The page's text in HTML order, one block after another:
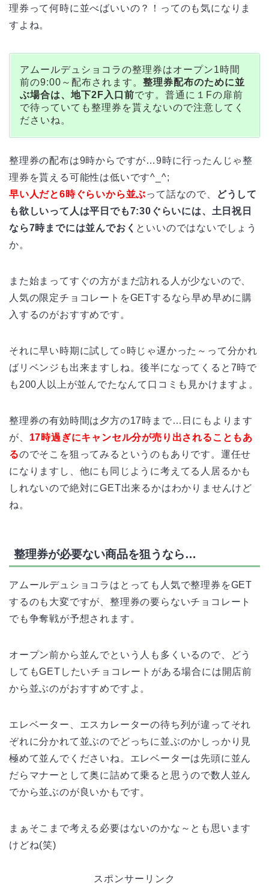
理券って何時に並べばいいの？！ってのも気になりま
すよね。
アムールデュショコラの整理券はオープン1時間
前の9:00～配布されます。 整理券配布のために並
ぶ場合は、地下2F入口前です。普通に１Fの扉前
で待っていても整理券を貰えないので注意してく
ださいね。
整理券の配布は9時からですが…9時に行ったんじゃ整
理券を貰える可能性は低いです^_^;
早い人だと6時ぐらいから並ぶって話なので、
どうして
も欲しいって人は平日でも7:30ぐらいには、土日祝日
なら7時までには並んでおく といいのではないでしょう
か。
また始まってすぐの方がまだ訪れる人が少ないので、
人気の限定チョコレートをGETするなら早め早めに購
入するのがおすすめです。
それに早い時期に試して○時じゃ遅かった～って分かれ
ばリベンジも出来ますしね。後半になってくると7時で
も200人以上が並んでたなんて口コミも見かけますよ。
整理券の有効時間は夕方の17時まで…日にもよります
が、 17時過ぎにキャンセル分が売り出されることもあ
るのでそこを狙ってみるというのもありです。運任せ
になりますし、他にも同じように考えてる人居るかも
しれないので絶対にGET出来るかはわかりませんけど
ね。
整理券が必要ない商品を狙うなら…
アムールデュショコラはとっても人気で整理券をGET
するのも大変ですが、整理券の要らないチョコレート
でも争奪戦が予想されます。
オープン前から並んでという人も多くいるので、どう
してもGETしたいチョコレートがある場合には開店前
から並ぶのがおすすめですよ。
エレベーター、エスカレーターの待ち列が違ってそれ
ぞれに分かれて並ぶのでどっちに並ぶのかしっかり見
極めて並んでくださいね。エレベーターは先頭に並ん
だらマナーとして奥に詰めて乗ると思うので数人並ん
でから並ぶのが良いかもです。
まぁそこまで考える必要はないのかな～とも思います
けどね(笑)
スポンサーリンク